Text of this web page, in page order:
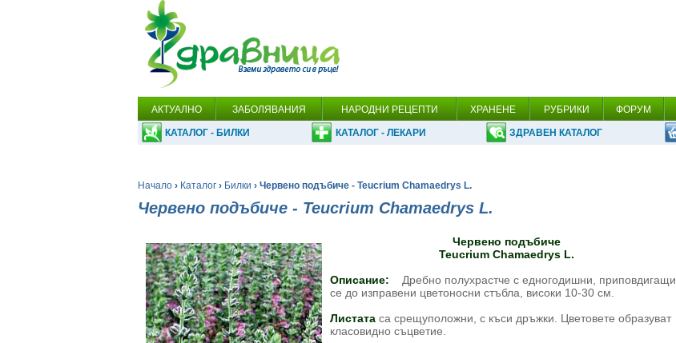
АКТУАЛНО ЗАБОЛЯВАНИЯ НАРОДНИ РЕЦЕПТИ ХРАНЕНЕ РУБРИКИ ФОРУМ
КАТАЛОГ - БИЛКИ КАТАЛОГ - ЛЕКАРИ ЗДРАВЕН КАТАЛОГ
Начало › Каталог › Билки › Червено подъбиче - Teucrium Chamaedrys L.
Червено подъбиче - Teucrium Chamaedrys L.
Червено подъбиче
Teucrium Chamaedrys L.
Описание:
Дребно полухрастче с едногодишни, приповдигащи
се до изправени цветоносни стъбла, високи 10-30 см.
Листата са срещуположни, с къси дръжки. Цветовете образуват
класовидно съцветие.